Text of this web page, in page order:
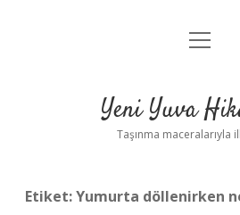
Anasayfa
Yasal Uyarı
menüyü
Yeni Yuva
Taşınma maceralarıyla
Etiket:Yumurta döllenirken